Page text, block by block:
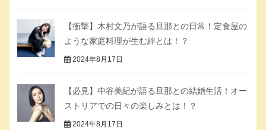
【衝撃】木村文乃が語る旦那との日常！定食屋の
ような家庭料理が生む絆とは！？
2024年8月17日
【必見】中谷美紀が語る旦那との結婚生活！オー
ストリアでの日々の楽しみとは！？
2024年8月17日